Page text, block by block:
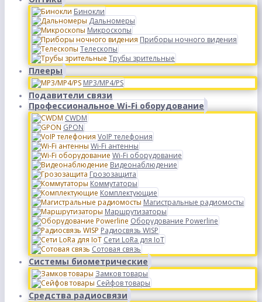
Бинокли
Дальномеры
Микроскопы
Приборы ночного видения
Телескопы
Трубы зрительные
Плееры
MP3/MP4/PS
Подавители связи
Профессиональное Wi-Fi оборудование
CWDM
GPON
VoIP телефония
Wi-Fi антенны
Wi-Fi оборудование
Видеонаблюдение
Грозозащита
Коммутаторы
Комплектующие
Магистральные радиомосты
Маршрутизаторы
Оборудование Powerline
Радиосвязь WISP
Сети LoRa для IoT
Сотовая связь
Системы биометрические
Замков товары
Сейфов товары
Средства радиосвязи